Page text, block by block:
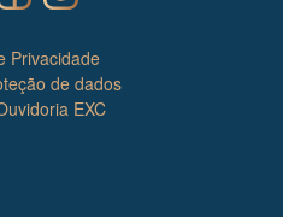
Privacidade
de dados
EXC